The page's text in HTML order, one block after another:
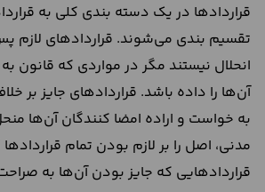
قراردادها در یک دسته بندی کلی به
تقسیم بندی می‌شوند. قراردادهای لازم
انحلال نیستند مگر در مواردی که قانون
آن‌ها را داده باشد. قراردادهای جایز بر
به خواست و اراده امضا کنندگان آن‌ها
مدنی، اصل را بر لازم بودن تمام
قراردادهایی که جایز بودن آن‌ها به